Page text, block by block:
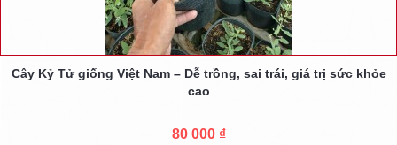
Cây Kỷ Tử giống Việt Nam – Dễ trồng, sai trái, giá trị sức khỏe
cao
80 000 ₫